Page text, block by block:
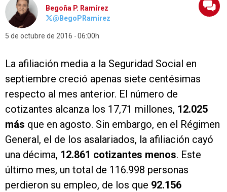
Begoña P. Ramírez
@BegoPRamirez
5 de octubre de 2016 06:00h
La afiliación media a la Seguridad Social en
septiembre creció apenas siete centésimas
respecto al mes anterior. El número de
cotizantes alcanza los 17,71 millones, 12.025
más que en agosto. Sin embargo, en el Régimen
General, el de los asalariados, la afiliación cayó
una décima, 12.861 cotizantes menos. Este
último mes, un total de 116.998 personas
perdieron su empleo, de los que 92.156